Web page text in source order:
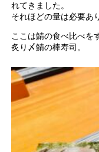
れてきました。
それほどの量は必要あ
ここは鯖の食べ比べを
炙り〆鯖の棒寿司。